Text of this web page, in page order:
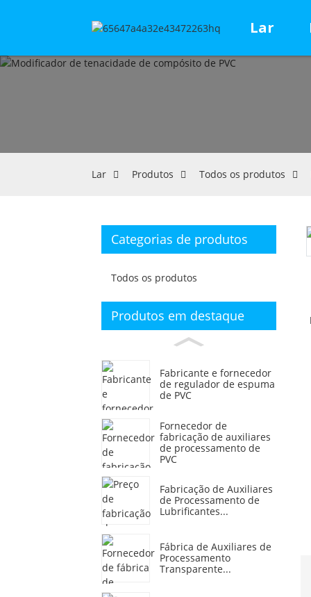
Lar
Lar Produtos Todos os produtos
Categorias de produtos
Todos os produtos
Produtos em destaque
Fabricante e fornecedor
de regulador de espuma
de PVC
Fornecedor de
fabricação de auxiliares
de processamento de
PVC
Fabricação de Auxiliares
de Processamento de
Lubrificantes...
Fábrica de Auxiliares de
Processamento
Transparente...